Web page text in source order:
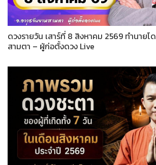
ดวงรายวัน เสาร์ที่ 8 สิงหาคม 2569 ทำนายโ
สามตา – ผู้ก่อตั้งดวง Live